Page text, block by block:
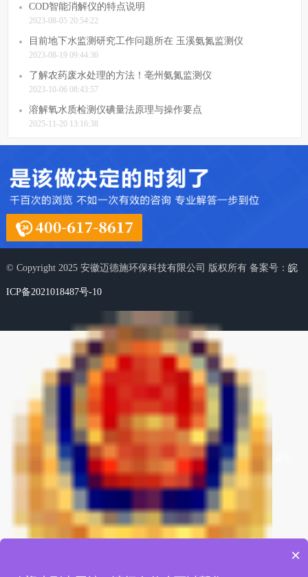
COD智能消解仪的特点说明
2023-08-05 20:54:22
目前地下水监测研究工作问题所在 玉溪氨氮监测仪
2023-08-19 09:44:36
了解农药废水处理的方法！亳州氨氮监测仪
2023-10-06 08:43:57
溶解氧水质检测仪碘量法原理与操作要点
2025-11-20 13:16:38
© Copyright 2025 安徽迈德施环保科技有限公司 版权所有 备案号： 皖
ICP备2021018487号-10
×